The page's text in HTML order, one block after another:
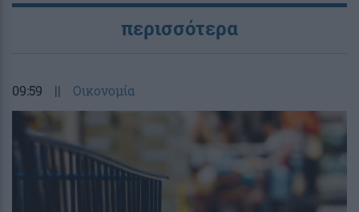
περισσότερα
09:59 || Οικονομία